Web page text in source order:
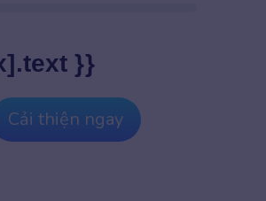
}}
Cải thiện ngay